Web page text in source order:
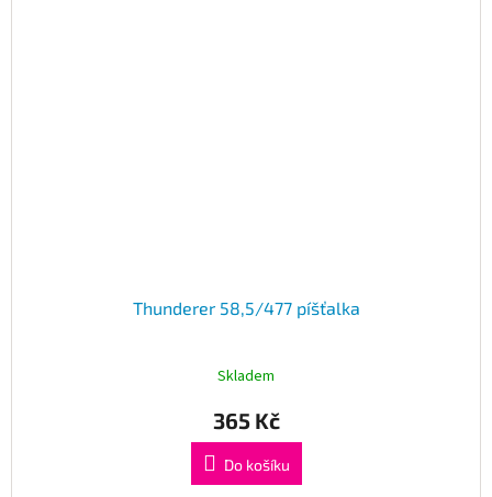
Thunderer 58,5/477 píšťalka
Skladem
365 Kč
Do košíku